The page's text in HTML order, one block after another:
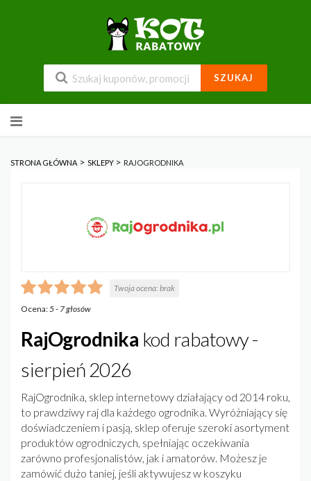
SZUKAJ
do
STRONA GŁÓWNA > SKLEPY > RAJOGRODNIKA
Twoja ocena:brak
Ocena:5- 7głosów
RajOgrodnika kod rabatowy -
sierpień 2026
RajOgrodnika, sklep internetowy działający od 2014 roku,
to prawdziwy raj dla każdego ogrodnika. Wyróżniający się
doświadczeniem i pasją, sklep oferuje szeroki asortyment
produktów ogrodniczych, spełniając oczekiwania
zarówno profesjonalistów, jak i amatorów. Możesz je
zamówić dużo taniej, jeśli aktywujesz w koszyku